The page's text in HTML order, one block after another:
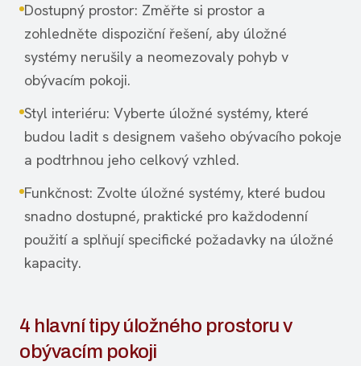
Dostupný prostor: Změřte si prostor a
zohledněte dispoziční řešení, aby úložné
systémy nerušily a neomezovaly pohyb v
obývacím pokoji.
Styl interiéru: Vyberte úložné systémy, které
budou ladit s designem vašeho obývacího pokoje
a podtrhnou jeho celkový vzhled.
Funkčnost: Zvolte úložné systémy, které budou
snadno dostupné, praktické pro každodenní
použití a splňují specifické požadavky na úložné
kapacity.
4 hlavní tipy úložného prostoru v
obývacím pokoji